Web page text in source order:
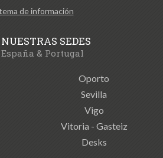
de información
NUESTRAS SEDES
España & Portugal
Oporto
Sevilla
Vigo
Vitoria - Gasteiz
Desks